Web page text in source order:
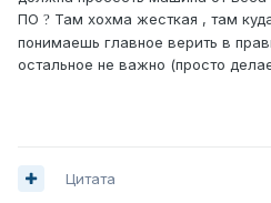
ПО ? Там хохма жесткая , там
понимаешь главное верить в
остальное не важно (просто
Цитата